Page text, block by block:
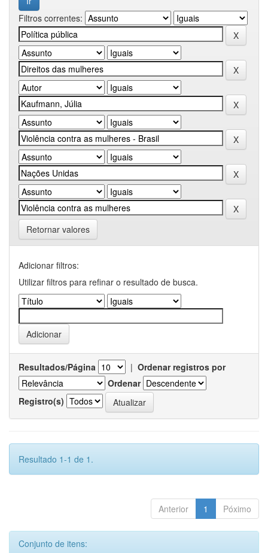
Filtros correntes:
Retornar valores
Adicionar filtros:
Utilizar filtros para refinar o resultado de busca.
Resultados/Página | Ordenar registros por
Ordenar
Registro(s)
Resultado 1-1 de 1.
Anterior 1 Póximo
Conjunto de itens: